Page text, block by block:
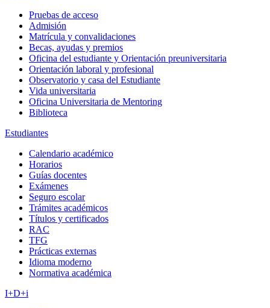
Pruebas de acceso
Admisión
Matrícula y convalidaciones
Becas, ayudas y premios
Oficina del estudiante y Orientación preuniversitaria
Orientación laboral y profesional
Observatorio y casa del Estudiante
Vida universitaria
Oficina Universitaria de Mentoring
Biblioteca
Estudiantes
Calendario académico
Horarios
Guías docentes
Exámenes
Seguro escolar
Trámites académicos
Títulos y certificados
RAC
TFG
Prácticas externas
Idioma moderno
Normativa académica
I+D+i